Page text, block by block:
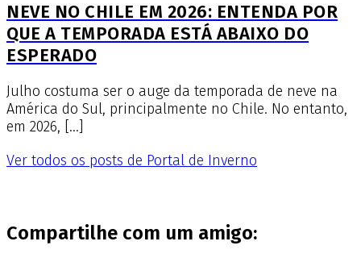
NEVE NO CHILE EM 2026: ENTENDA POR
QUE A TEMPORADA ESTÁ ABAIXO DO
ESPERADO
Julho costuma ser o auge da temporada de neve na
América do Sul, principalmente no Chile. No entanto,
em 2026, […]
Ver todos os posts de Portal de Inverno
Compartilhe com um amigo: